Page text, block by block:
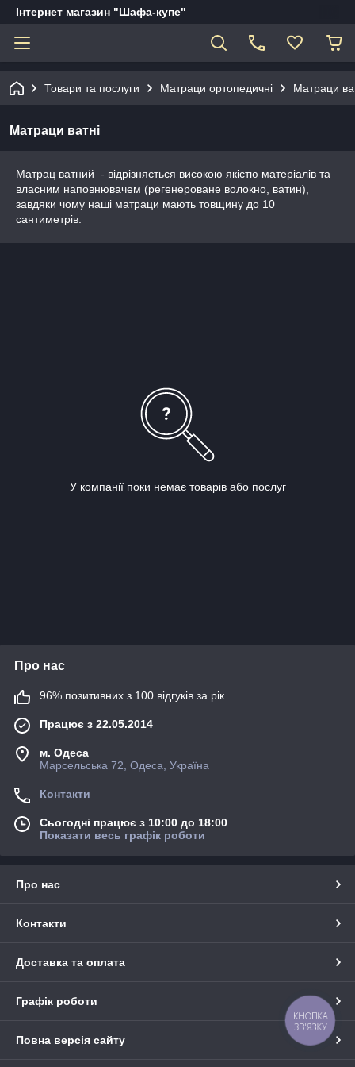
Інтернет магазин "Шафа-купе"
Товари та послуги Матраци ортопедичні Матраци
Матраци ватні
Матрац ватний - відрізняється високою якістю матеріалів та
власним наповнювачем (регенероване волокно, ватин),
завдяки чому наші матраци мають товщину до 10
сантиметрів.
У компанії поки немає товарів або послуг
Про нас
96% позитивних з 100 відгуків за рік
Працює з 22.05.2014
м. Одеса
Марсельська 72, Одеса, Україна
Контакти
Сьогодні працює з 10:00 до 18:00
Показати весь графік роботи
Про нас
Контакти
Доставка та оплата
Графік роботи
Повна версія сайту
КНОПКА
ЗВ'ЯЗКУ